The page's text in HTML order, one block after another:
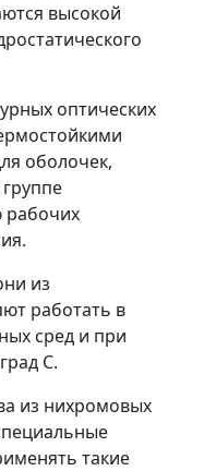
высокой
оптических
оболочек,
рабочих
из
работать в
сред и при
С.
из нихромовых
такие